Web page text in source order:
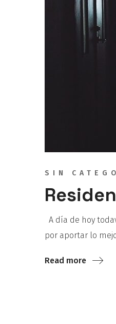
SIN
A día de hoy
por aportar lo
Read more